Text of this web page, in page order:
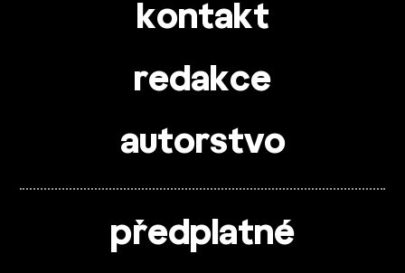
kontakt
redakce
autorstvo
předplatné